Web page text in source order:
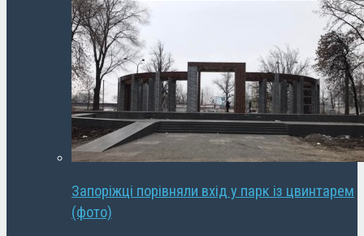
Запоріжці порівняли вхід у парк із цвинтарем
(фото)